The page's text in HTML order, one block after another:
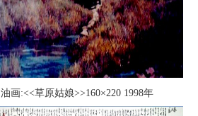
油画:<<草原姑娘>>160×220 1998年